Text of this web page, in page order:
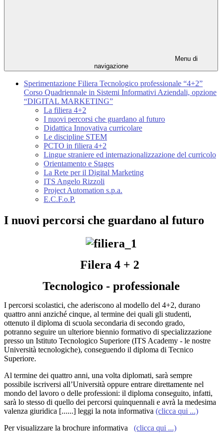
Menu di
navigazione
Sperimentazione Filiera Tecnologico professionale “4+2”
Corso Quadriennale in Sistemi Informativi Aziendali, opzione
“DIGITAL MARKETING”
La filiera 4+2
I nuovi percorsi che guardano al futuro
Didattica Innovativa curricolare
Le discipline STEM
PCTO in filiera 4+2
Lingue straniere ed internazionalizzazione del curricolo
Orientamento e Stages
La Rete per il Digital Marketing
ITS Angelo Rizzoli
Project Automation s.p.a.
E.C.F.o.P.
I nuovi percorsi che guardano al futuro
Filera 4 + 2
Tecnologico - professionale
I percorsi scolastici, che aderiscono al modello del 4+2, durano
quattro anni anziché cinque, al termine dei quali gli studenti,
ottenuto il diploma di scuola secondaria di secondo grado,
potranno seguire un ulteriore biennio formativo di specializzazione
presso un Istituto Tecnologico Superiore (ITS Academy - le nostre
Università tecnologiche), conseguendo il diploma di Tecnico
Superiore.
Al termine dei quattro anni, una volta diplomati, sarà sempre
possibile iscriversi all’Università oppure entrare direttamente nel
mondo del lavoro o delle professioni: il diploma conseguito, infatti,
sarà lo stesso di quello dei percorsi quinquennali e avrà la medesima
valenza giuridica [......] leggi la nota informativa (clicca qui ...)
Per visualizzare la brochure informativa (clicca qui ...)